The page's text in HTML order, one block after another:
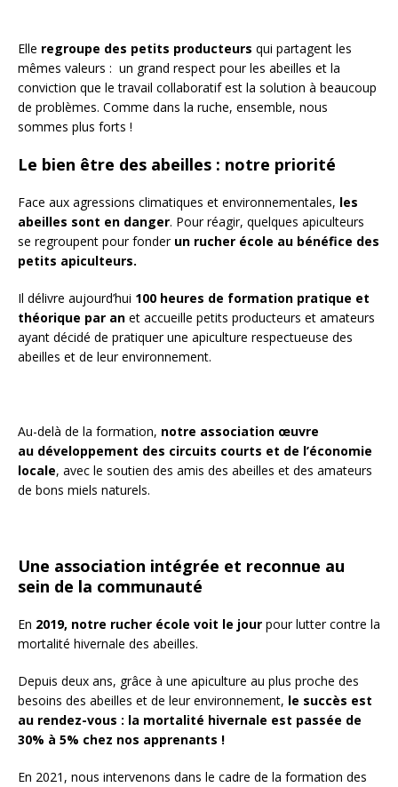
Elle regroupe des petits producteurs qui partagent les
mêmes valeurs : un grand respect pour les abeilles et la
conviction que le travail collaboratif est la solution à beaucoup
de problèmes. Comme dans la ruche, ensemble, nous
sommes plus forts !
Le bien être des abeilles : notre priorité
Face aux agressions climatiques et environnementales, les
abeilles sont en danger. Pour réagir, quelques apiculteurs
se regroupent pour fonder un rucher école au bénéfice des
petits apiculteurs.
Il délivre aujourd’hui 100 heures de formation pratique et
théorique par an et accueille petits producteurs et amateurs
ayant décidé de pratiquer une apiculture respectueuse des
abeilles et de leur environnement.
Au-delà de la formation, notre association œuvre
au développement des circuits courts et de l’économie
locale, avec le soutien des amis des abeilles et des amateurs
de bons miels naturels.
Une association intégrée et reconnue au
sein de la communauté
En 2019, notre rucher école voit le jour pour lutter contre la
mortalité hivernale des abeilles.
Depuis deux ans, grâce à une apiculture au plus proche des
besoins des abeilles et de leur environnement, le succès est
au rendez-vous : la mortalité hivernale est passée de
30% à 5% chez nos apprenants !
En 2021, nous intervenons dans le cadre de la formation des